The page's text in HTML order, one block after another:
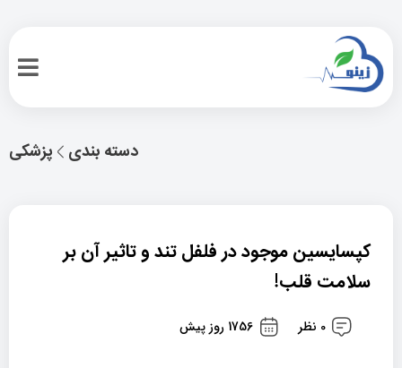
پزشکی دسته بندی
کپسایسین موجود در فلفل تند و تاثیر آن بر
سلامت قلب!
0 نظر 1756 روز پیش